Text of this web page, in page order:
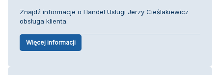
Znajdź informacje o Handel Uslugi Jerzy Cieślakiewicz
obsługa klienta.
Więcej informacji